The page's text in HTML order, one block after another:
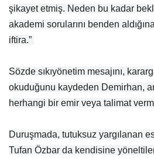
şikayet etmiş. Neden bu kadar
akademi sorularını benden
iftira.”
Sözde sıkıyönetim mesajını,
okuduğunu kaydeden Demirhan,
herhangi bir emir veya talimat
Duruşmada, tutuksuz yargılanan
Tufan Özbar da kendisine